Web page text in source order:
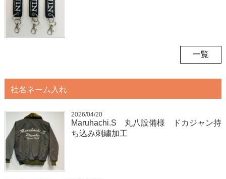
一覧
社名ネーム入れ
2026/04/20
Maruhachi.S 丸八設備様 ドカジャン持
ち込み刺繍加工